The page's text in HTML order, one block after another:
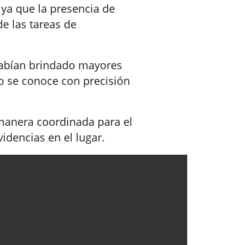
que la presencia de
las tareas de
brindado mayores
se conoce con precisión
coordinada para el
en el lugar.